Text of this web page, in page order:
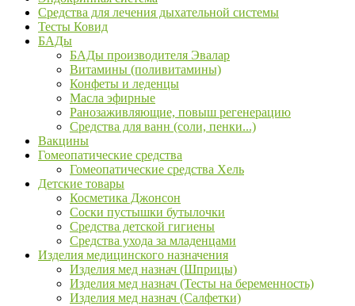
Средства для лечения дыхательной системы
Тесты Ковид
БАДы
БАДы производителя Эвалар
Витамины (поливитамины)
Конфеты и леденцы
Масла эфирные
Ранозаживляющие, повыш регенерацию
Средства для ванн (соли, пенки...)
Вакцины
Гомеопатические средства
Гомеопатические средства Хель
Детские товары
Косметика Джонсон
Соски пустышки бутылочки
Средства детской гигиены
Средства ухода за младенцами
Изделия медицинского назначения
Изделия мед назнач (Шприцы)
Изделия мед назнач (Тесты на беременность)
Изделия мед назнач (Салфетки)